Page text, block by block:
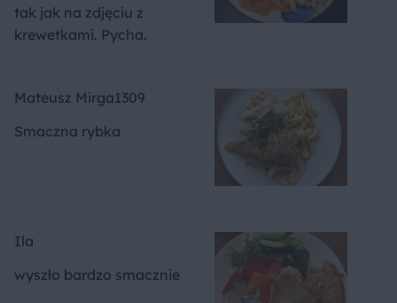
tak jak na zdjęciu z
krewetkami. Pycha.
Mateusz Mirga1309
Smaczna rybka
Ila
wyszło bardzo smacznie